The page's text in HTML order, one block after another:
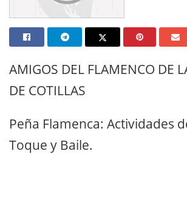
AMIGOS DEL FLAMENCO DE
DE COTILLAS
Peña Flamenca: Actividades
Toque y Baile.